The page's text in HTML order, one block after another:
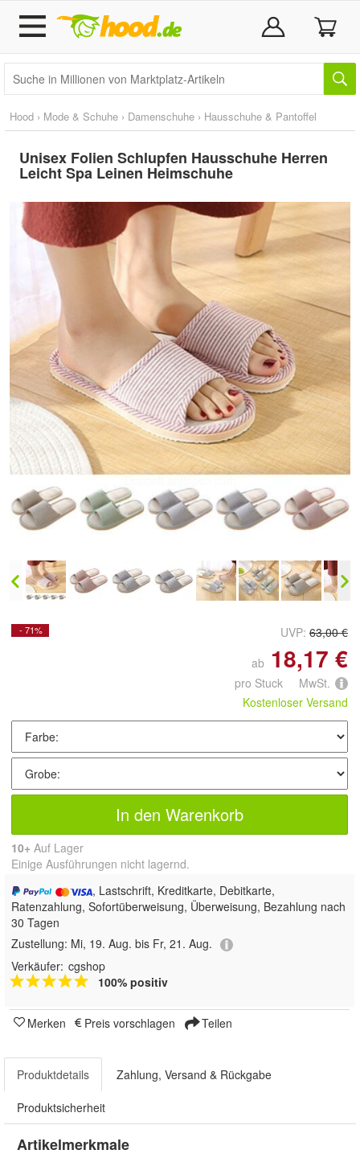
Hood › Mode & Schuhe › Damenschuhe › Hausschuhe & Pantoffel
Unisex Folien Schlupfen Hausschuhe Herren
Leicht Spa Leinen Heimschuhe
- 71% UVP: 63,00 €
ab 18,17 €
pro Stuck MwSt.
Kostenloser Versand
In den Warenkorb
10+ Auf Lager
Einige Ausführungen nicht lagernd.
, Lastschrift, Kreditkarte, Debitkarte,
Ratenzahlung, Sofortüberweisung, Überweisung, Bezahlung nach
30 Tagen
Zustellung: Mi, 19. Aug. bis Fr, 21. Aug.
Verkäufer: cgshop
100% positiv
Merken Preis vorschlagen Teilen
Produktdetails Zahlung, Versand & Rückgabe
Produktsicherheit
Artikelmerkmale